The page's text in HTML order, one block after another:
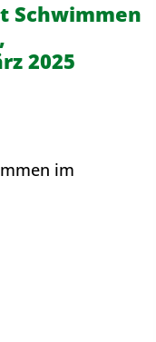
Schwimmen
2025
im